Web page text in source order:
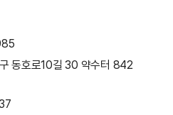
동호로10길 30 약수터 842